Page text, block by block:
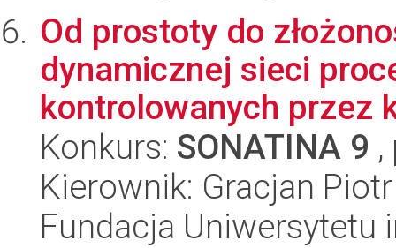
Od prostoty do
dynamicznej sieci
kontrolowanych przez
Konkurs: SONATINA 9
Kierownik: Gracjan
Fundacja Uniwersytetu